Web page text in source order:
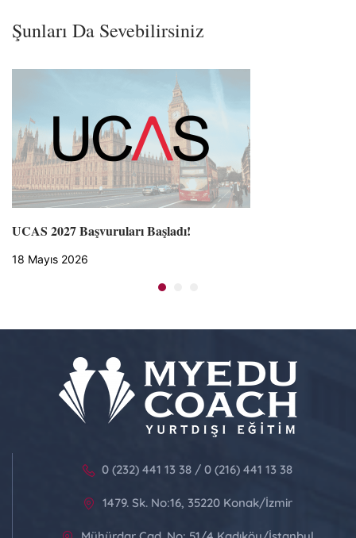
Şunları Da Sevebilirsiniz
UCAS 2027 Başvuruları Başladı!
18 Mayıs 2026
0 (232) 441 13 38 / 0 (216) 441 13 38
1479. Sk. No:16, 35220 Konak/İzmir